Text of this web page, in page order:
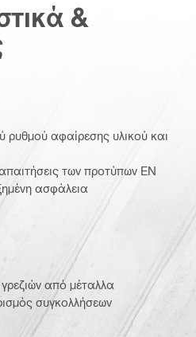
&
ρυθμού αφαίρεσης υλικού και
των προτύπων EN
ασφάλεια
από μέταλλα
συγκολλήσεων